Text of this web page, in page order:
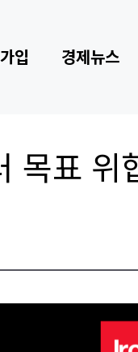
입 경제뉴스
목표 위